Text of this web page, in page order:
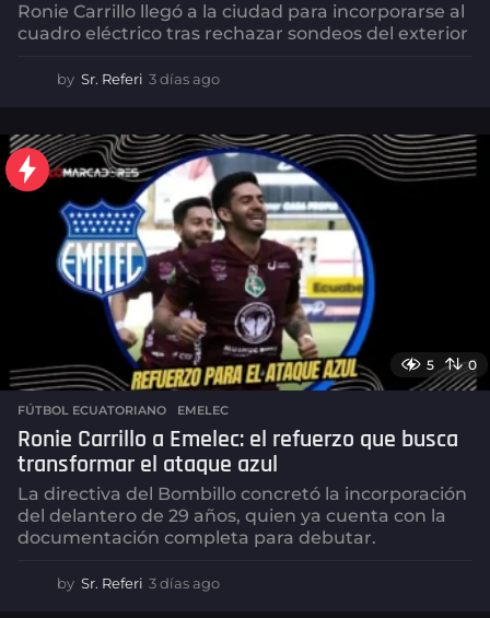
Ronie Carrillo llegó a la ciudad para incorporarse al
cuadro eléctrico tras rechazar sondeos del exterior
by Sr. Referi 3 días ago
a
s
a
g
o
5 0
FÚTBOL ECUATORIANO ,EMELEC
Ronie Carrillo a Emelec: el refuerzo que busca
transformar el ataque azul
La directiva del Bombillo concretó la incorporación
del delantero de 29 años, quien ya cuenta con la
documentación completa para debutar.
by Sr. Referi 3 días ago